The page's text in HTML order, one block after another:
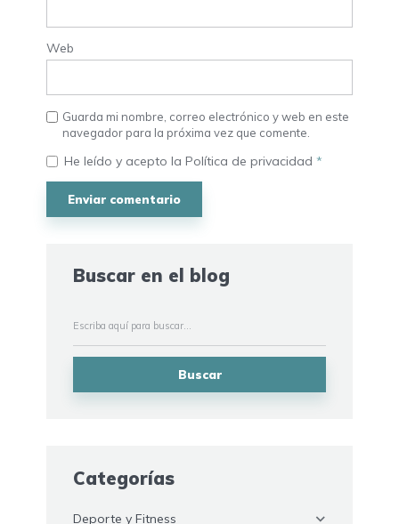
Web
Guarda mi nombre, correo electrónico y web en este
navegador para la próxima vez que comente.
He leído y acepto la Política de privacidad *
Buscar en el blog
Buscar
Categorías
Deporte y Fitness